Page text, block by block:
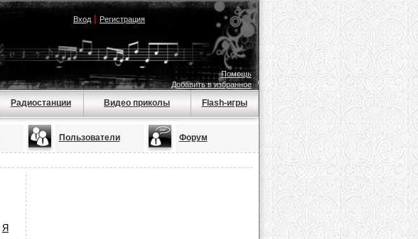
Вход| Регистрация
Помощь
Добавить в избранное
Радиостанции Видео приколы Flash-игры
Пользователи Форум
Я